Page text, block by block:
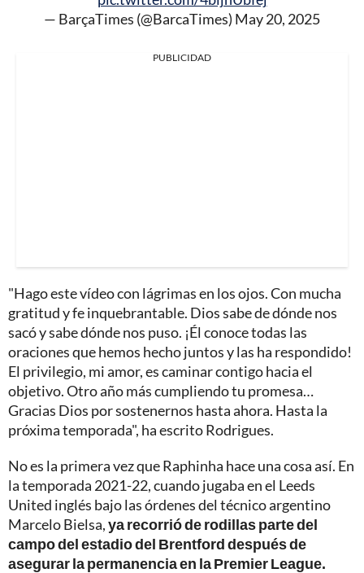
— BarçaTimes (@BarcaTimes) May 20, 2025
PUBLICIDAD
"Hago este vídeo con lágrimas en los ojos. Con mucha
gratitud y fe inquebrantable. Dios sabe de dónde nos
sacó y sabe dónde nos puso. ¡Él conoce todas las
oraciones que hemos hecho juntos y las ha respondido!
El privilegio, mi amor, es caminar contigo hacia el
objetivo. Otro año más cumpliendo tu promesa…
Gracias Dios por sostenernos hasta ahora. Hasta la
próxima temporada", ha escrito Rodrigues.
No es la primera vez que Raphinha hace una cosa así. En
la temporada 2021-22, cuando jugaba en el Leeds
United inglés bajo las órdenes del técnico argentino
Marcelo Bielsa,ya recorrió de rodillas parte del
campo del estadio del Brentford después de
asegurar la permanencia en la Premier League.